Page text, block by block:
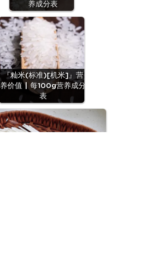
养成分表
『籼米(标准)[机米]』营
养价值 | 每100g营养成分
表